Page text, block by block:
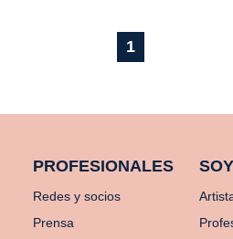
1
PROFESIONALES
Redes y socios
Prensa
SOY